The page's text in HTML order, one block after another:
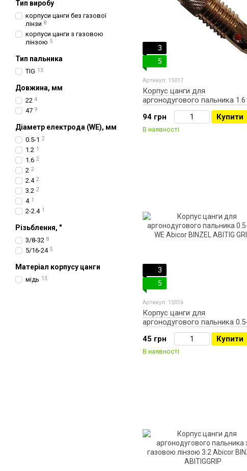
3
5
Артикул: 15017
Корпус цанги для
аргонодугового пальника 1.6
Abicor BINZEL ABITIGGRIP
94 грн
Купити
В наявності
3
5
Артикул: 15016
Корпус цанги для
аргонодугового пальника
WE Abicor BINZEL ABITIG
45 грн
Купити
В наявності
Тип виробу
корпуси цанги без газової
лінзи 8
корпуси цанги з газовою
лінзою 5
Тип пальника
TIG 13
Довжина, мм
22 4
47 9
Діаметр електрода (WE), мм
0.5-1 2
1.2 1
1.6 2
2 2
2.4 2
3.2 2
4 1
2-2.4 1
Різьблення, "
3/8-32 8
5/16-24 5
Матеріал корпусу цанги
мідь 13